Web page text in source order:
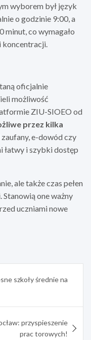
wyborem był język
o godzinie 9:00, a
minut, co wymagało
koncentracji.
oficjalnie
możliwość
ZIU-SIOEO od
przez kilka
e-dowód czy
łatwy i szybki dostęp
ale także czas pełen
one ważny
uczniami nowe
szkoły średnie na
przyspieszenie
prac torowych!